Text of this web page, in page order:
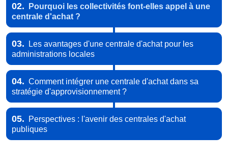
02.
Pourquoi les collectivités font-elles appel à une
centrale d'achat ?
03.
Les avantages d'une centrale d'achat pour les
administrations locales
04. Comment intégrer une centrale d'achat dans sa
stratégie d'approvisionnement ?
05.
Perspectives : l'avenir des centrales d'achat
publiques